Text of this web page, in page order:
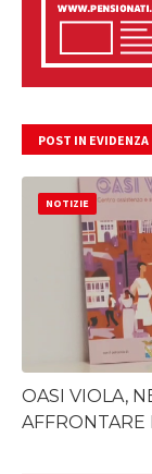
POST IN EVIDENZA
NOTIZIE
OASI VIOLA,
AFFRONTARE